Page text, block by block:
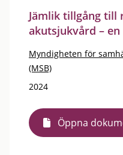
Jämlik tillgång till
akutsjukvård –
Myndigheten för
(MSB)
2024
Öppna